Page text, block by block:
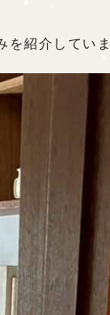
を紹介してい